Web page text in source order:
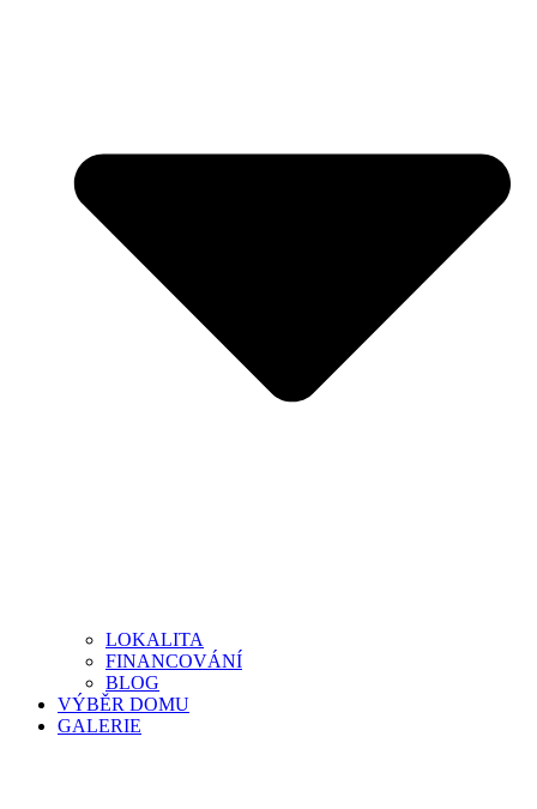
LOKALITA
FINANCOVÁNÍ
BLOG
VÝBĚR DOMU
GALERIE